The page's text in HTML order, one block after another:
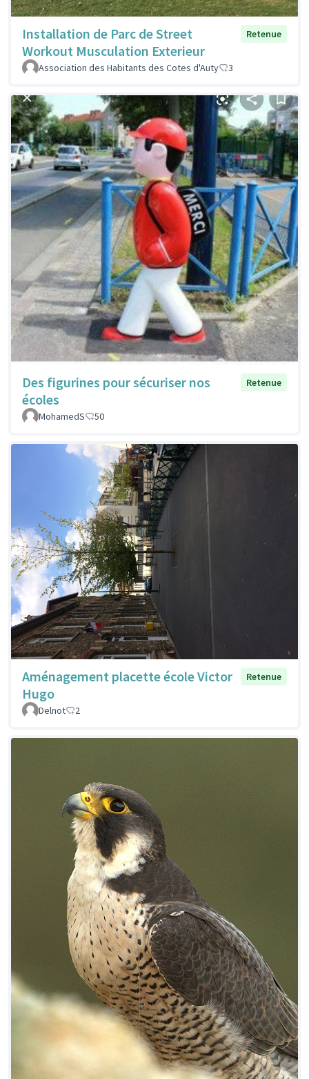
Installation de Parc de Street
Workout Musculation Exterieur
Retenue
Association des Habitants des Cotes d'Auty 3
Des figurines pour sécuriser nos
écoles
Retenue
MohamedS 50
Aménagement placette école Victor
Hugo
Retenue
Delnot 2